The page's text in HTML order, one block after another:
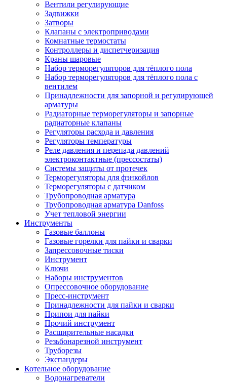
Вентили регулирующие
Задвижки
Затворы
Клапаны с электроприводами
Комнатные термостаты
Контроллеры и диспетчеризация
Краны шаровые
Набор терморегуляторов для тёплого пола
Набор терморегуляторов для тёплого пола с
вентилем
Принадлежности для запорной и регулирующей
арматуры
Радиаторные терморегуляторы и запорные
радиаторные клапаны
Регуляторы расхода и давления
Регуляторы температуры
Реле давления и перепада давлений
электроконтактные (прессостаты)
Системы защиты от протечек
Терморегуляторы для фэнкойлов
Терморегуляторы с датчиком
Трубопроводная арматура
Трубопроводная арматура Danfoss
Учет тепловой энергии
Инструменты
Газовые баллоны
Газовые горелки для пайки и сварки
Запрессовочные тиски
Инструмент
Ключи
Наборы инструментов
Опрессовочное оборудование
Пресс-инструмент
Принадлежности для пайки и сварки
Припои для пайки
Прочий инструмент
Расширительные насадки
Резьбонарезной инструмент
Труборезы
Экспандеры
Котельное оборудование
Водонагреватели